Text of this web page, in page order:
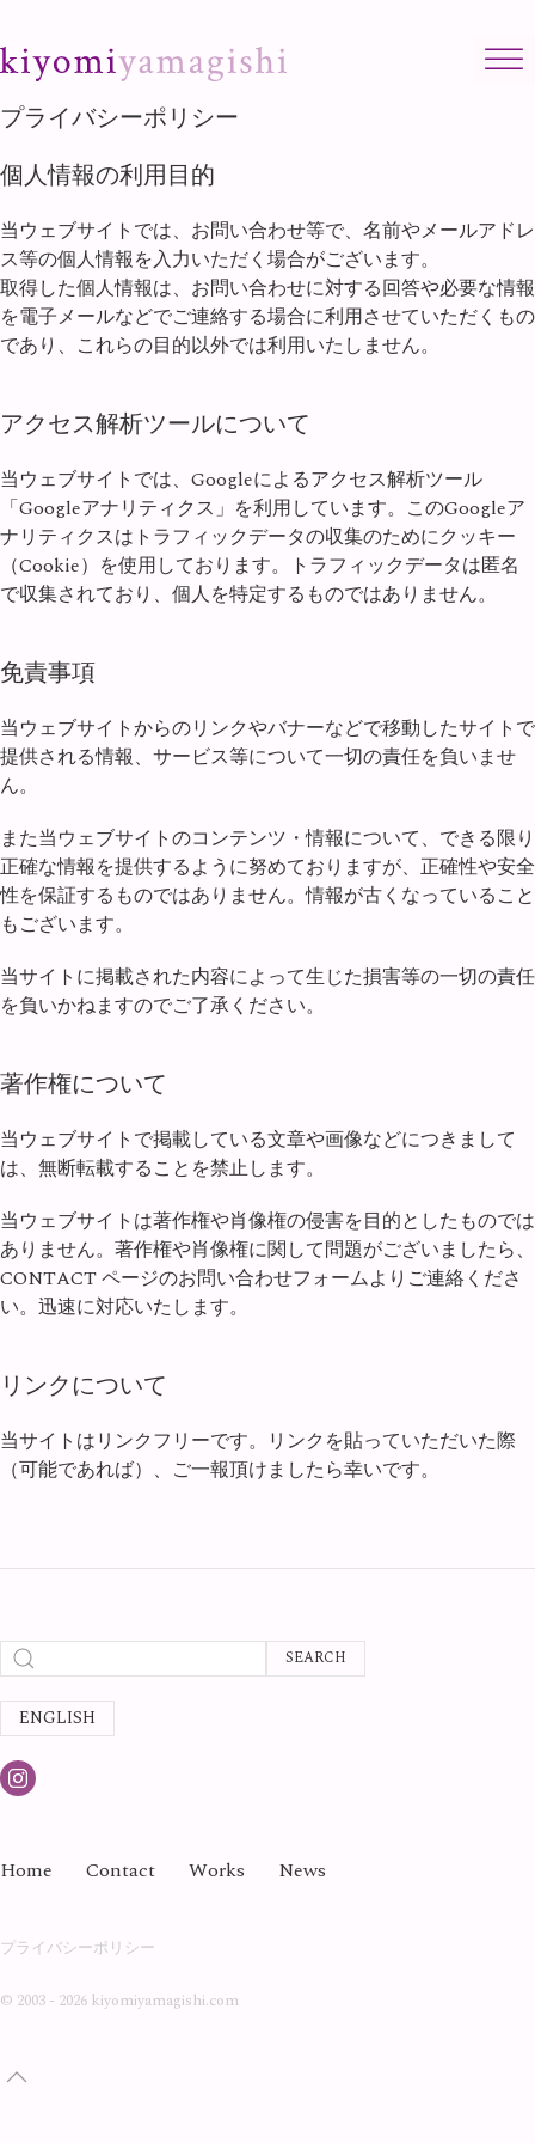
プライバシーポリシー
個人情報の利用目的
当ウェブサイトでは、お問い合わせ等で、名前やメールアドレ
ス等の個人情報を入力いただく場合がございます。
取得した個人情報は、お問い合わせに対する回答や必要な情報
を電子メールなどでご連絡する場合に利用させていただくもの
であり、これらの目的以外では利用いたしません。
アクセス解析ツールについて
当ウェブサイトでは、Googleによるアクセス解析ツール
「Googleアナリティクス」を利用しています。このGoogleア
ナリティクスはトラフィックデータの収集のためにクッキー
（Cookie）を使用しております。トラフィックデータは匿名
で収集されており、個人を特定するものではありません。
免責事項
当ウェブサイトからのリンクやバナーなどで移動したサイトで
提供される情報、サービス等について一切の責任を負いませ
ん。
また当ウェブサイトのコンテンツ・情報について、できる限り
正確な情報を提供するように努めておりますが、正確性や安全
性を保証するものではありません。情報が古くなっていること
もございます。
当サイトに掲載された内容によって生じた損害等の一切の責任
を負いかねますのでご了承ください。
著作権について
当ウェブサイトで掲載している文章や画像などにつきまして
は、無断転載することを禁止します。
当ウェブサイトは著作権や肖像権の侵害を目的としたものでは
ありません。著作権や肖像権に関して問題がございましたら、
CONTACT ページのお問い合わせフォームよりご連絡くださ
い。迅速に対応いたします。
リンクについて
当サイトはリンクフリーです。リンクを貼っていただいた際
（可能であれば）、ご一報頂けましたら幸いです。
SEARCH
ENGLISH
Home Contact Works News
プライバシーポリシー
© 2003 - 2026 kiyomiyamagishi.com